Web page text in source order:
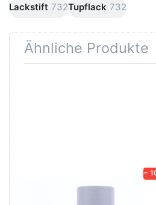
Lackstift 732Tupflack 732
Ähnliche Produkte
−